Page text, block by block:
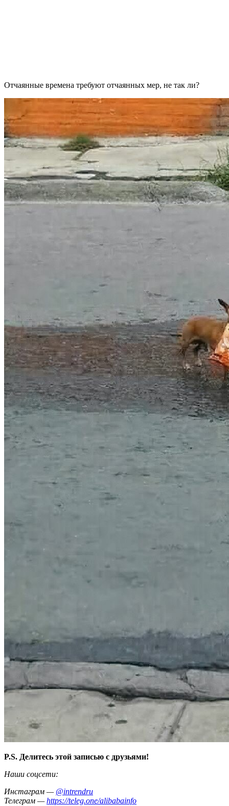
Отчаянные времена требуют отчаянных мер, не так ли?
P.S. Делитесь этой записью с друзьями!
Наши соцсети:
Инстаграм — @intrendru
Телеграм —https://teleg.one/alibabainfo